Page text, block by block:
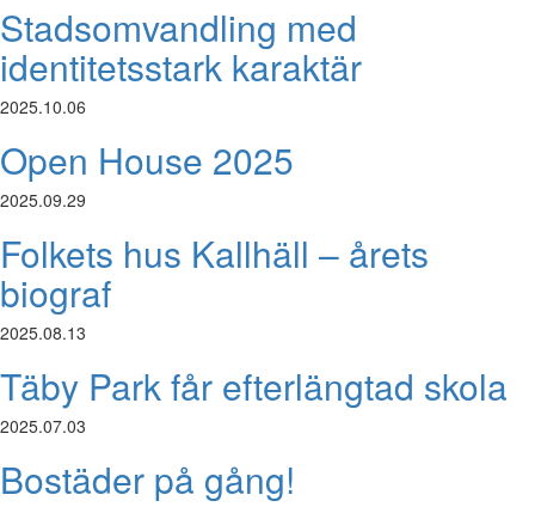
Stadsomvandling med
identitetsstark karaktär
2025.10.06
Open House 2025
2025.09.29
Folkets hus Kallhäll – årets
biograf
2025.08.13
Täby Park får efterlängtad skola
2025.07.03
Bostäder på gång!